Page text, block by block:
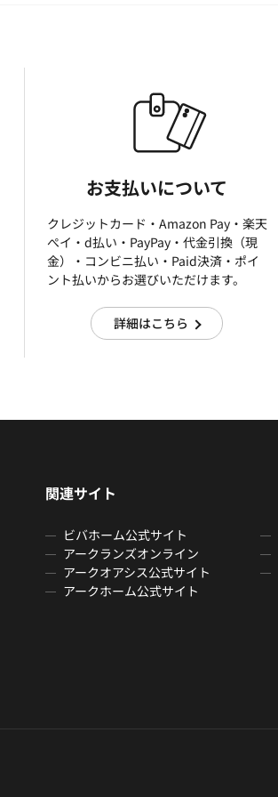
お支払いについて
クレジットカード・Amazon Pay・楽天
ぺイ・d払い・PayPay・代金引換（現
金）・コンビニ払い・Paid決済・ポイ
ント払いからお選びいただけます。
詳細はこちら
関連サイト
ビバホーム公式サイト
アークランズオンライン
アークオアシス公式サイト
アークホーム公式サイト